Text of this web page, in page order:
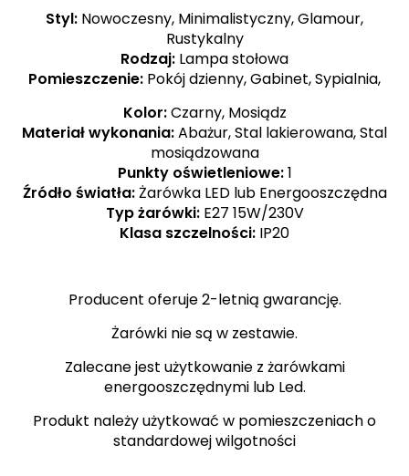
Styl: Nowoczesny, Minimalistyczny, Glamour,
Rustykalny
Rodzaj: Lampa stołowa
Pomieszczenie: Pokój dzienny, Gabinet, Sypialnia,
Kolor:Czarny, Mosiądz
Materiał wykonania:Abażur, Stal lakierowana, Stal
mosiądzowana
Punkty oświetleniowe:1
Źródło światła:Żarówka LED lub Energooszczędna
Typ żarówki:E27 15W/230V
Klasa szczelności: IP20
Producent oferuje 2-letnią gwarancję.
Żarówki nie są w zestawie.
Zalecane jest użytkowanie z żarówkami
energooszczędnymi lub Led.
Produkt należy użytkować w pomieszczeniach o
standardowej wilgotności